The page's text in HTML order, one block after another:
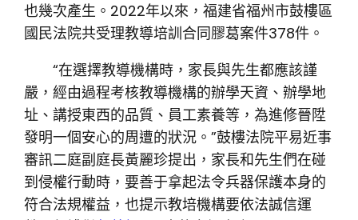
也幾次產生。2022年以來，福建省福州市鼓樓區
國民法院共受理教導培訓合同膠葛案件378件。
“在選擇教導機構時，家長與先生都應該謹
嚴，經由過程考核教導機構的辦學天資、辦學地
址、講授東西的品質、員工素養等，為進修晉陞
發明一個安心的周遭的狀況。”鼓樓法院平易近事
審訊二庭副庭長黃麗珍提出，家長和先生們在碰
到侵權行動時，要善于拿起法令兵器保護本身的
符合法規權益，也提示教培機構要依法誠信運